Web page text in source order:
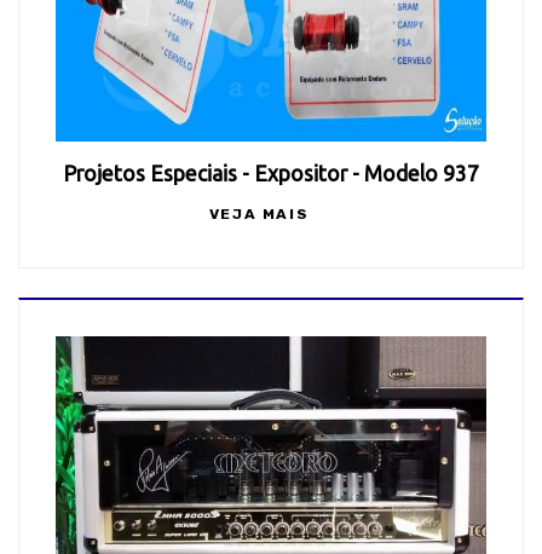
Projetos Especiais - Expositor - Modelo 937
VEJA MAIS